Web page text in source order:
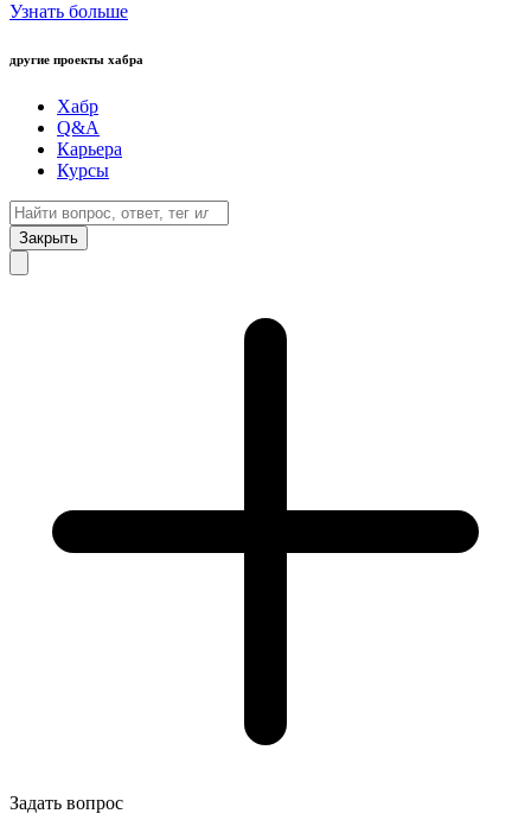
Узнать больше
другие проекты хабра
Хабр
Q&A
Карьера
Курсы
Закрыть
Задать вопрос